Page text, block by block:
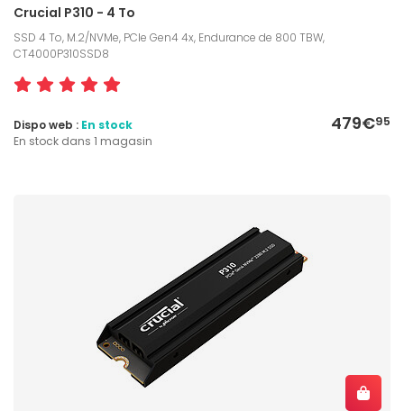
Crucial P310 - 4 To
SSD 4 To, M.2/NVMe, PCIe Gen4 4x, Endurance de 800 TBW,
CT4000P310SSD8
479€95
Dispo web : En stock
En stock dans 1 magasin